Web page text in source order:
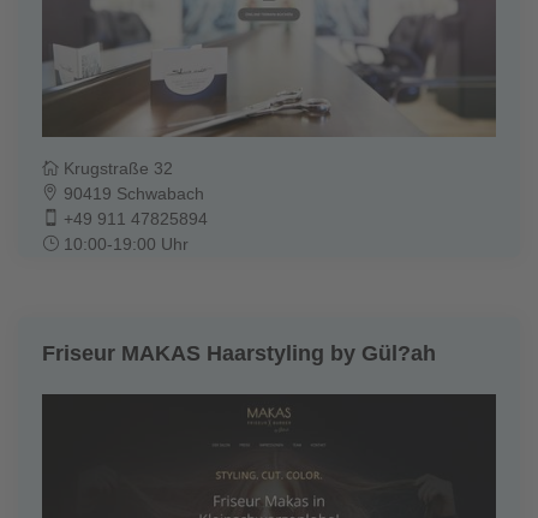
Krugstraße 32
90419 Schwabach
+49 911 47825894
10:00-19:00 Uhr
Friseur MAKAS Haarstyling by Gül?ah